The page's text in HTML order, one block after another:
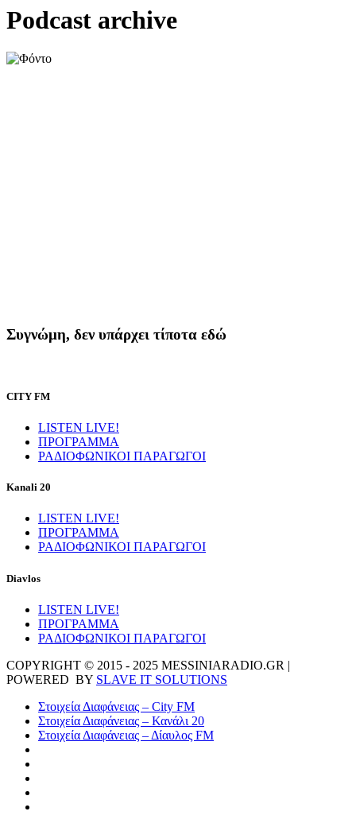
Podcast archive
Συγνώμη, δεν υπάρχει τίποτα εδώ
CITY FM
LISTEN LIVE!
ΠΡΟΓΡΑΜΜΑ
ΡΑΔΙΟΦΩΝΙΚΟΙ ΠΑΡΑΓΩΓΟΙ
Kanali 20
LISTEN LIVE!
ΠΡΟΓΡΑΜΜΑ
ΡΑΔΙΟΦΩΝΙΚΟΙ ΠΑΡΑΓΩΓΟΙ
Diavlos
LISTEN LIVE!
ΠΡΟΓΡΑΜΜΑ
ΡΑΔΙΟΦΩΝΙΚΟΙ ΠΑΡΑΓΩΓΟΙ
COPYRIGHT © 2015 - 2025 MESSINIARADIO.GR |
POWERED BY SLAVE IT SOLUTIONS
Στοιχεία Διαφάνειας – City FM
Στοιχεία Διαφάνειας – Κανάλι 20
Στοιχεία Διαφάνειας – Δίαυλος FM